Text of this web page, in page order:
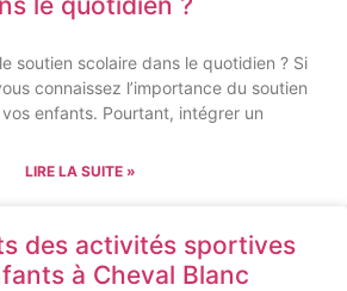
soutien scolaire dans le quotidien ? Si
connaissez l’importance du soutien
enfants. Pourtant, intégrer un
LIRE LA SUITE »
des activités sportives
à Cheval Blanc